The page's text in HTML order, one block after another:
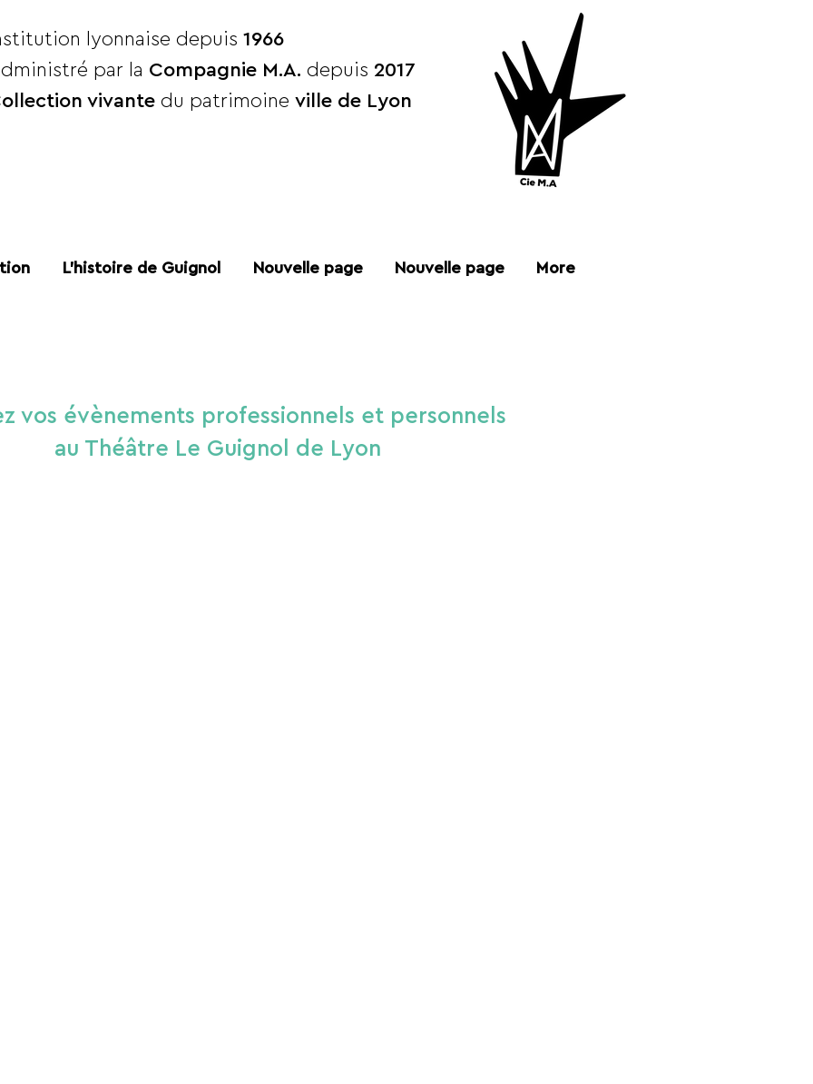
lyonnaise depuis 1966
par la Compagnie M.A. depuis 2017
vivante du patrimoine ville de Lyon
L'histoire de Guignol Nouvelle page Nouvelle page More
vos évènements professionnels et personnels
au Théâtre Le Guignol de Lyon